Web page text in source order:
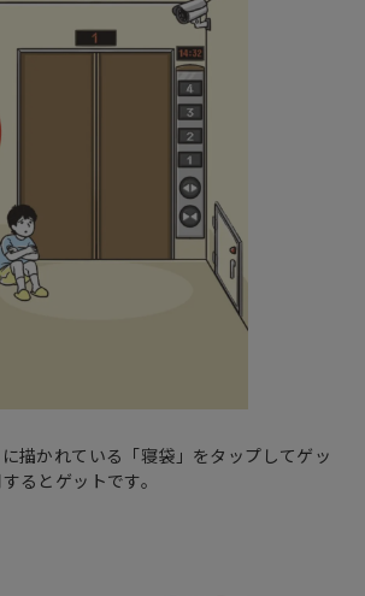
描かれている「寝袋」をタップしてゲッ
るとゲットです。